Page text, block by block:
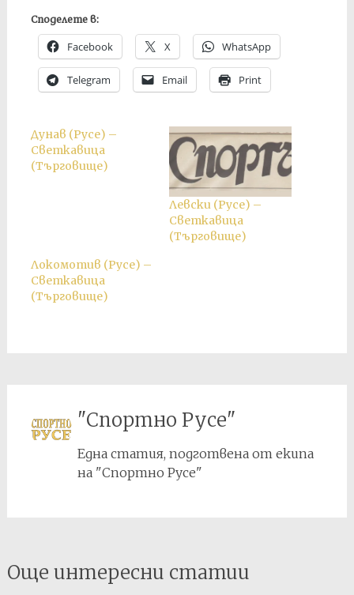
Споделете в:
Facebook X WhatsApp
Telegram Email Print
Дунав (Русе) –
Светкавица
(Търговище)
Левски (Русе) –
Светкавица
(Търговище)
Локомотив (Русе) –
Светкавица
(Търговище)
"Спортно Русе"
Една статия, подготвена от екипа
на "Спортно Русе"
Post
navigation
Още интересни статии